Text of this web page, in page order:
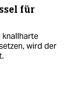
für
knallharte
wird der